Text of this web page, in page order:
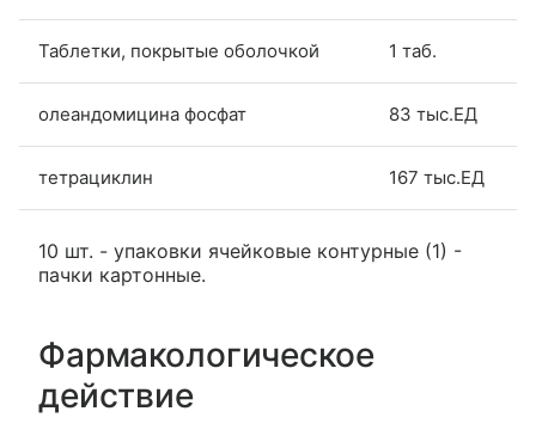
Таблетки, покрытые оболочкой 1 таб.
олеандомицина фосфат 83 тыс.ЕД
тетрациклин 167 тыс.ЕД
10 шт. - упаковки ячейковые контурные (1) -
пачки картонные.
Фармакологическое
действие